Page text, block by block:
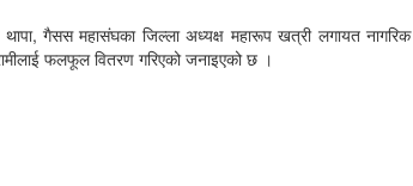
गैसस महासंघका जिल्ला अध्यक्ष महारूप खत्री लगायत नागरिक
फलफूल वितरण गरिएको जनाइएको छ ।